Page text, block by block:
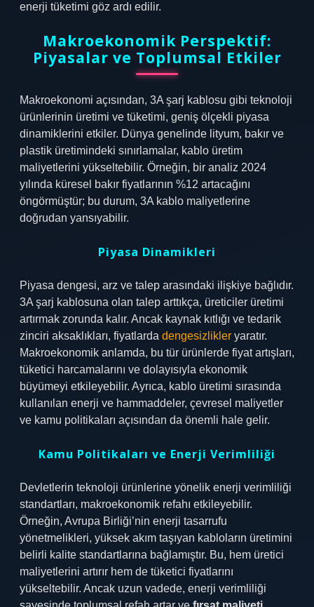
enerji tüketimi göz ardı edilir.
Makroekonomik Perspektif:
Piyasalar ve Toplumsal Etkiler
Makroekonomi açısından, 3A şarj kablosu gibi teknoloji
ürünlerinin üretimi ve tüketimi, geniş ölçekli piyasa
dinamiklerini etkiler. Dünya genelinde lityum, bakır ve
plastik üretimindeki sınırlamalar, kablo üretim
maliyetlerini yükseltebilir. Örneğin, bir analiz 2024
yılında küresel bakır fiyatlarının %12 artacağını
öngörmüştür; bu durum, 3A kablo maliyetlerine
doğrudan yansıyabilir.
Piyasa Dinamikleri
Piyasa dengesi, arz ve talep arasındaki ilişkiye bağlıdır.
3A şarj kablosuna olan talep arttıkça, üreticiler üretimi
artırmak zorunda kalır. Ancak kaynak kıtlığı ve tedarik
zinciri aksaklıkları, fiyatlarda dengesizlikler yaratır.
Makroekonomik anlamda, bu tür ürünlerde fiyat artışları,
tüketici harcamalarını ve dolayısıyla ekonomik
büyümeyi etkileyebilir. Ayrıca, kablo üretimi sırasında
kullanılan enerji ve hammaddeler, çevresel maliyetler
ve kamu politikaları açısından da önemli hale gelir.
Kamu Politikaları ve Enerji Verimliliği
Devletlerin teknoloji ürünlerine yönelik enerji verimliliği
standartları, makroekonomik refahı etkileyebilir.
Örneğin, Avrupa Birliği’nin enerji tasarrufu
yönetmelikleri, yüksek akım taşıyan kabloların üretimini
belirli kalite standartlarına bağlamıştır. Bu, hem üretici
maliyetlerini artırır hem de tüketici fiyatlarını
yükseltebilir. Ancak uzun vadede, enerji verimliliği